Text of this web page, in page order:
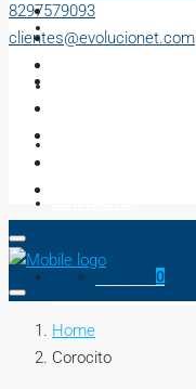
PROPIEDADES
0
8297579093
clientes@evolucionet.com
Home
Corocito